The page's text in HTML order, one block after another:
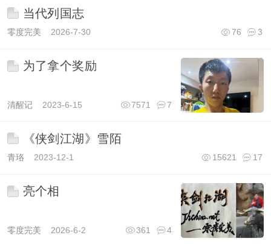
当代列国志
零度完美 2026-7-30 3
76
为了拿个奖励
清醒记2023-6-15 7
7571
《侠剑江湖》雪陌
青珞 2023-12-1 17
15621
亮个相
零度完美 2026-6-2 4
361